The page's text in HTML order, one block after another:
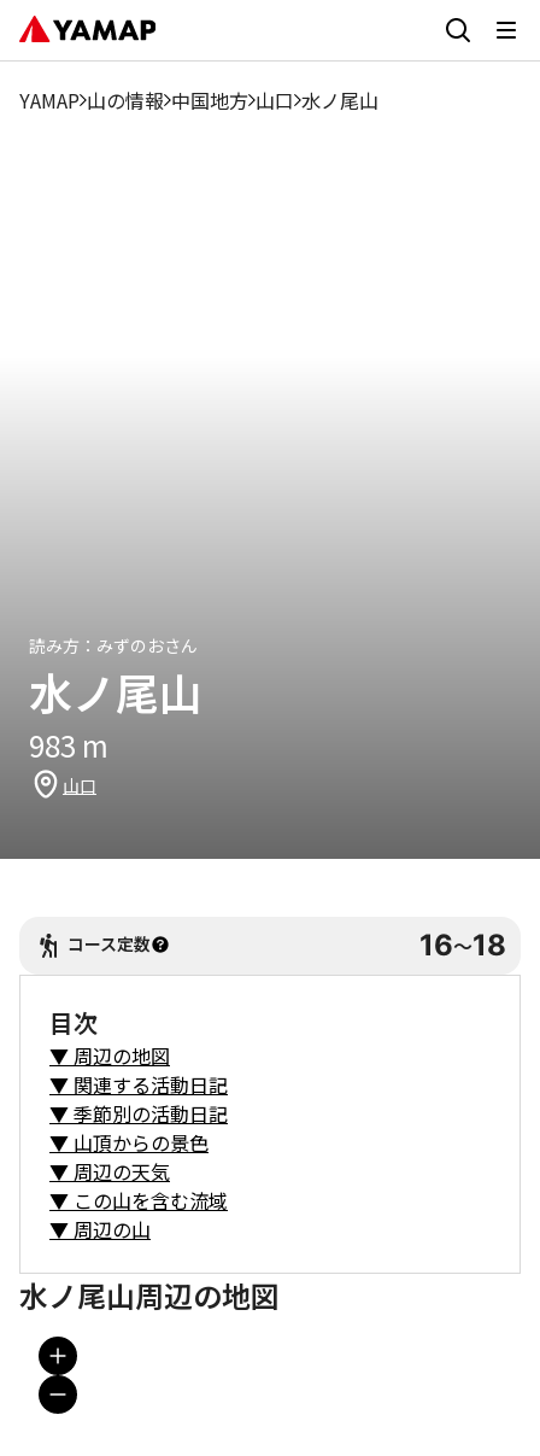
YAMAP 山の情報 中国地方 山口 水ノ尾山
読み方： みずのおさん
水ノ尾山
983 m
山口
コース定数 16〜18
目次
▼ 周辺の地図
▼ 関連する活動日記
▼季節別の活動日記
▼ 山頂からの景色
▼ 周辺の天気
▼ この山を含む流域
▼ 周辺の山
水ノ尾山周辺の地図